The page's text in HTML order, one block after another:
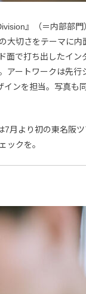
』（＝内部部
大切さをテーマに内
面で打ち出したイン
アートワークは先行
インを担当。写真も
7月より初の東名阪
ックを。